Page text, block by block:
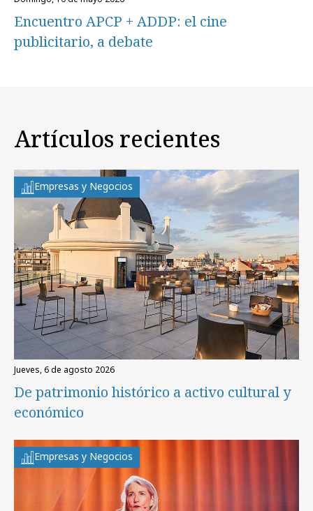
Encuentro APCP + ADDP: el cine
publicitario, a debate
Artículos recientes
Empresas y Negocios
jueves, 6 de agosto 2026
De patrimonio histórico a activo cultural y
económico
Empresas y Negocios